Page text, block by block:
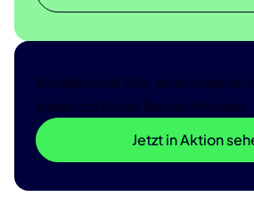
Entdecken Sie, wie unsere
passt zu Ihren Bedürfnissen
Jetzt in Aktion